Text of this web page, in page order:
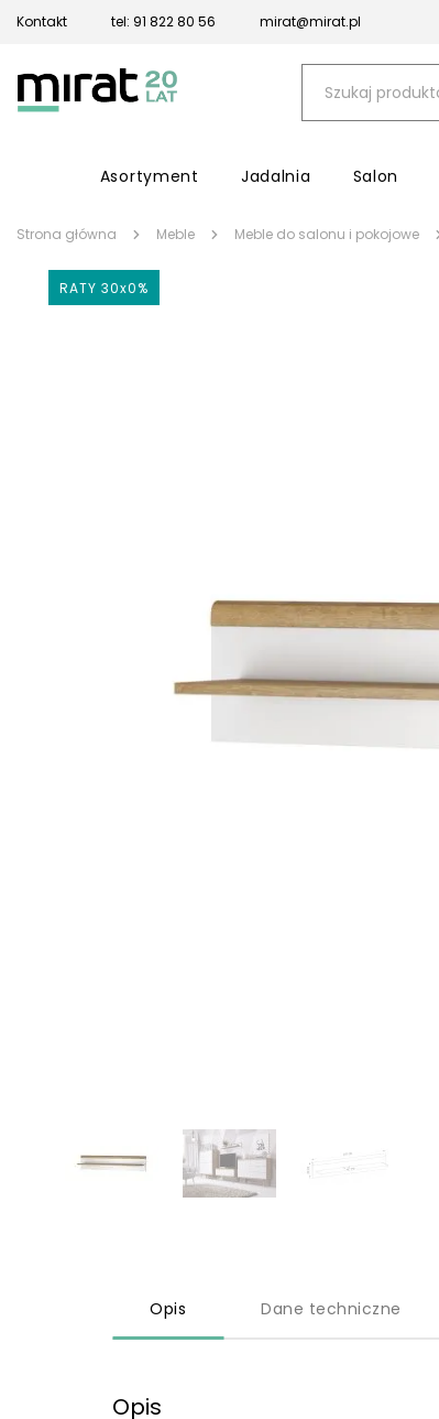
Kontakt tel: 91 822 80 56 mirat@mirat.pl
Asortyment Jadalnia Salon
Strona główna Meble Meble do salonu i pokojowe
RATY 30x0%
Opis Dane techniczne
Opis